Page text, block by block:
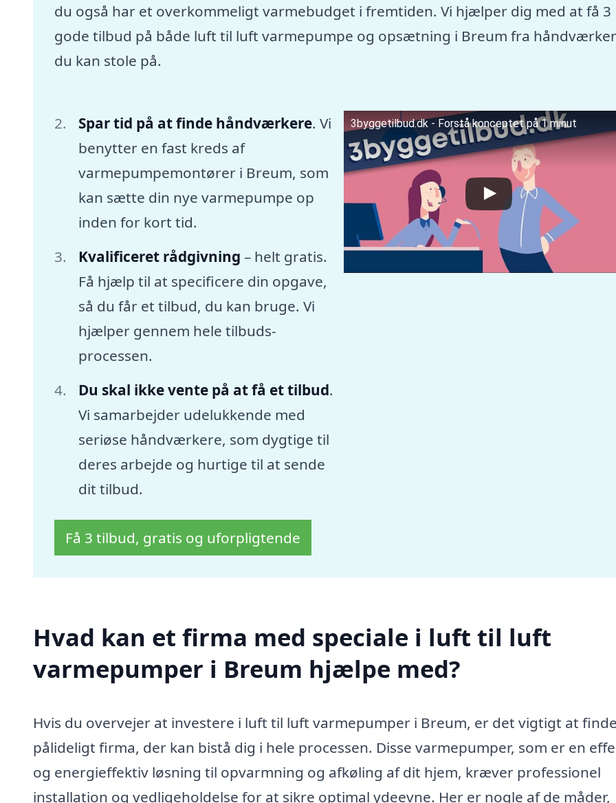
du også har et overkommeligt varmebudget i fremtiden. Vi hjælper dig med at få 3
gode tilbud på både luft til luft varmepumpe og opsætning i Breum fra
du kan stole på.
Spar tid på at finde håndværkere. Vi
benytter en fast kreds af
varmepumpemontører i Breum, som
kan sætte din nye varmepumpe op
inden for kort tid.
Kvalificeret rådgivning – helt gratis.
Få hjælp til at specificere din opgave,
så du får et tilbud, du kan bruge. Vi
hjælper gennem hele tilbuds-
processen.
Du skal ikke vente på at få et tilbud.
Vi samarbejder udelukkende med
seriøse håndværkere, som dygtige til
deres arbejde og hurtige til at sende
dit tilbud.
3byggetilbud.dk - Forstå konceptet på 1 minut
Få 3 tilbud, gratis og uforpligtende
Hvad kan et firma med speciale i luft til luft
varmepumper i Breum hjælpe med?
Hvis du overvejer at investere i luft til luft varmepumper i Breum, er det vigtigt at
pålideligt firma, der kan bistå dig i hele processen. Disse varmepumper, som er en
og energieffektiv løsning til opvarmning og afkøling af dit hjem, kræver professionel
installation og vedligeholdelse for at sikre optimal ydeevne. Her er nogle af de måder,